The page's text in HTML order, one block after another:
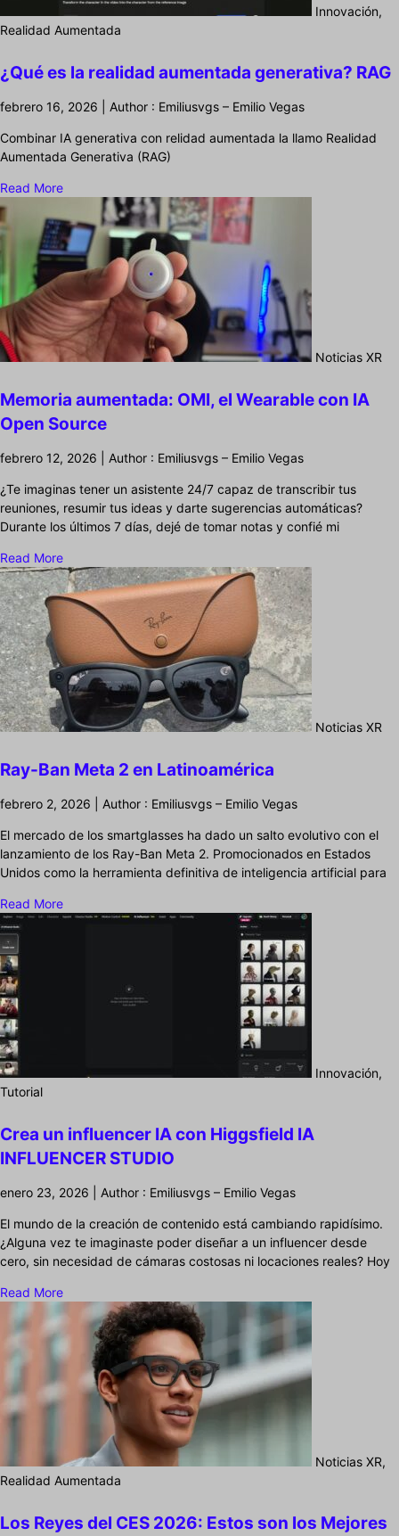
Innovación,
Realidad Aumentada
¿Qué es la realidad aumentada generativa? RAG
febrero 16, 2026 | Author : Emiliusvgs – Emilio Vegas
Combinar IA generativa con relidad aumentada la llamo Realidad
Aumentada Generativa (RAG)
Read More
Noticias XR
Memoria aumentada: OMI, el Wearable con IA
Open Source
febrero 12, 2026 | Author : Emiliusvgs – Emilio Vegas
¿Te imaginas tener un asistente 24/7 capaz de transcribir tus
reuniones, resumir tus ideas y darte sugerencias automáticas?
Durante los últimos 7 días, dejé de tomar notas y confié mi
Read More
Noticias XR
Ray-Ban Meta 2 en Latinoamérica
febrero 2, 2026 | Author : Emiliusvgs – Emilio Vegas
El mercado de los smartglasses ha dado un salto evolutivo con el
lanzamiento de los Ray-Ban Meta 2. Promocionados en Estados
Unidos como la herramienta definitiva de inteligencia artificial para
Read More
Innovación,
Tutorial
Crea un influencer IA con Higgsfield IA
INFLUENCER STUDIO
enero 23, 2026 | Author : Emiliusvgs – Emilio Vegas
El mundo de la creación de contenido está cambiando rapidísimo.
¿Alguna vez te imaginaste poder diseñar a un influencer desde
cero, sin necesidad de cámaras costosas ni locaciones reales? Hoy
Read More
Noticias XR,
Realidad Aumentada
Los Reyes del CES 2026: Estos son los Mejores